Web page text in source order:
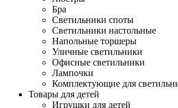
Бра
Светильники споты
Светильники настольные
Напольные торшеры
Уличные светильники
Офисные светильники
Лампочки
Комплектующие для
Товары для детей
Игрушки для детей